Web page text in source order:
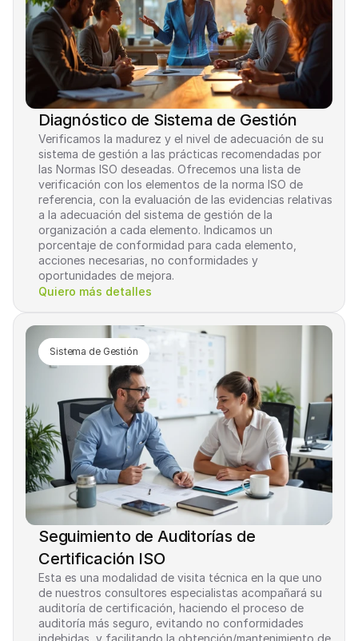
Diagnóstico de Sistema de Gestión
Verificamos la madurez y el nivel de adecuación de su
sistema de gestión a las prácticas recomendadas por
las Normas ISO deseadas. Ofrecemos una lista de
verificación con los elementos de la norma ISO de
referencia, con la evaluación de las evidencias relativas
a la adecuación del sistema de gestión de la
organización a cada elemento. Indicamos un
porcentaje de conformidad para cada elemento,
acciones necesarias, no conformidades y
oportunidades de mejora.
Quiero más detalles
Sistema de Gestión
Seguimiento de Auditorías de
Certificación ISO
Esta es una modalidad de visita técnica en la que uno
de nuestros consultores especialistas acompañará su
auditoría de certificación, haciendo el proceso de
auditoría más seguro, evitando no conformidades
indebidas, y facilitando la obtención/mantenimiento de